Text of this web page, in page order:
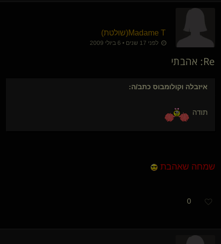
Madame T​(שולטת)
לפני 17 שנים • 6 ביולי 2009
Re: אהבתי
איזבלה וקולומבוס כתב/ה:
תודה
שמחה שאהבת
0